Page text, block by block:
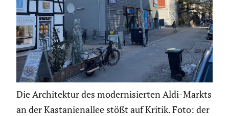
Die Architektur des modernisierten Aldi-Markts
an der Kastanienallee stößt auf Kritik. Foto: der